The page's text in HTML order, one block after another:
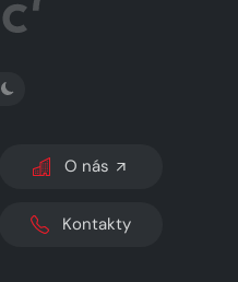
PŘEPNOUT SVĚTLÝ/TMAVÝ REŽIM
O nás
Kontakty